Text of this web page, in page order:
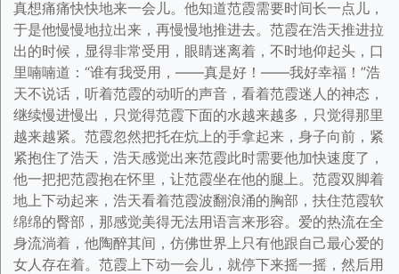
真想痛痛快快地来一会儿。他知道范霞需要时间长一点儿，
于是他慢慢地拉出来，再慢慢地推进去。范霞在浩天推进拉
出的时候，显得非常受用，眼睛迷离着，不时地仰起头，口
里喃喃道：“谁有我受用，——真是好！——我好幸福！”浩
天不说话，听着范霞的动听的声音，看着范霞迷人的神态，
继续慢进慢出，只觉得范霞下面的水越来越多，只觉得那里
越来越紧。范霞忽然把托在炕上的手拿起来，身子向前，紧
紧抱住了浩天，浩天感觉出来范霞此时需要他加快速度了，
他一把把范霞抱在怀里，让范霞坐在他的腿上。范霞双脚着
地上下动起来，浩天看着范霞波翻浪涌的胸部，扶住范霞软
绵绵的臀部，那感觉美得无法用语言来形容。爱的热流在全
身流淌着，他陶醉其间，仿佛世界上只有他跟自己最心爱的
女人存在着。范霞上下动一会儿，就停下来摇一摇，然后用